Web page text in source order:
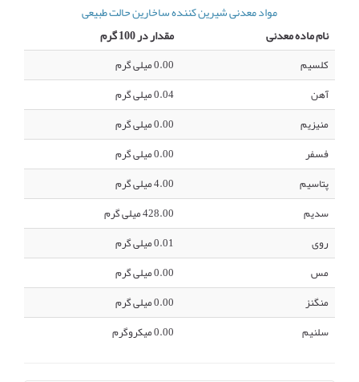
مواد معدنی شیرین کننده ساخارین حالت طبیعی
نام ماده معدنی
مقدار در 100 گرم
کلسیم
0.00 میلی گرم
آهن
0.04 میلی گرم
منیزیم
0.00 میلی گرم
فسفر
0.00 میلی گرم
پتاسیم
4.00 میلی گرم
سدیم
428.00 میلی گرم
روی
0.01 میلی گرم
مس
0.00 میلی گرم
منگنز
0.00 میلی گرم
سلنیم
0.00 میکروگرم